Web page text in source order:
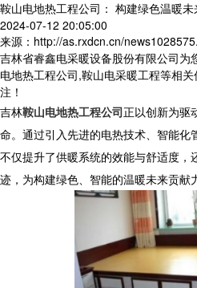
鞍山电地热工程公司： 构建绿色温暖未
2024-07-12 20:05:00
来源：http://as.rxdcn.cn/
吉林省睿鑫电采暖设备股份有限公司为
电地热工程公司,鞍山电采暖工程等相
注！
吉林鞍山电地热工程公司正以创新为驱
命。通过引入先进的电热技术、智能化
不仅提升了供暖系统的效能与舒适度，
迹，为构建绿色、智能的温暖未来贡献